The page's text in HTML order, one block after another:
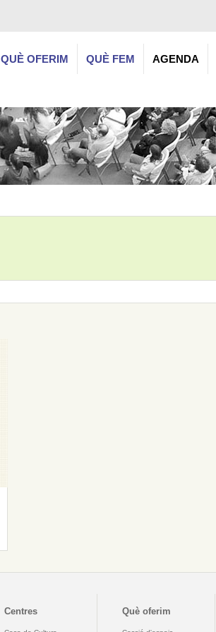
QUÈ OFERIM QUÈ FEM AGENDA
Centres Què oferim